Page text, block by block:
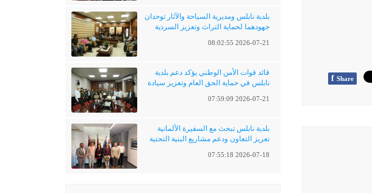
بلدية نابلس ومديرية السياحة والآثار توحدان
جهودهما لحماية التراث وتعزيز السردية
2026-07-21 08:02:55
قائد قوات الأمن الوطني يؤكد دعم بلدية
نابلس في حماية الحق العام وتعزيز سيادة
2026-07-21 07:59:09
بلدية نابلس تبحث مع السفيرة الألمانية
تعزيز التعاون ودعم مشاريع البنية التحتية
2026-07-18 07:55:18
f Share